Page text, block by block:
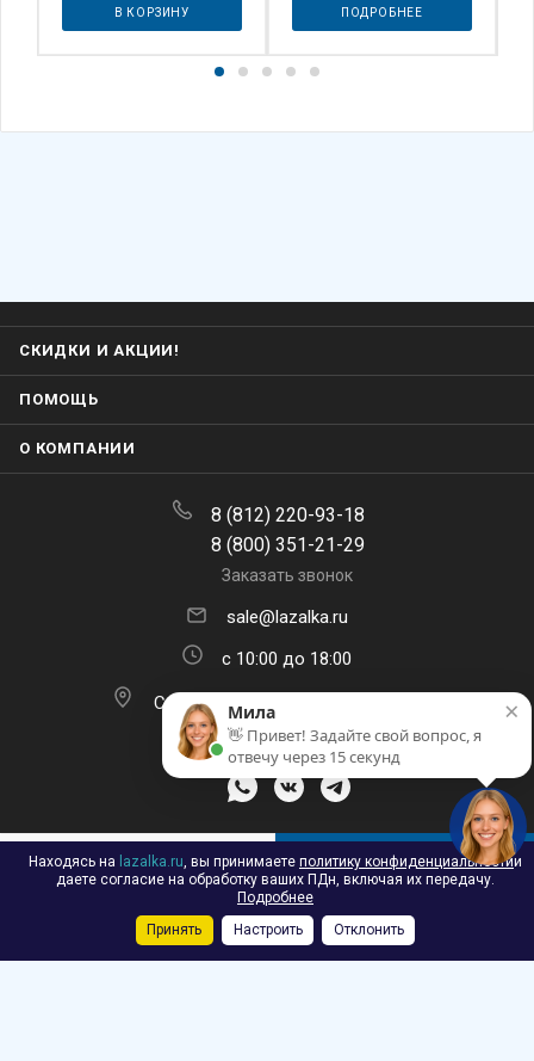
В КОРЗИНУ
В КОРЗИНУ ПОДРОБНЕЕ
СКИДКИ И АКЦИИ!
ПОМОЩЬ
О КОМПАНИИ
8 (812) 220-93-18
8 (800) 351-21-29
Заказать звонок
sale@lazalka.ru
с 10:00 до 18:00
Санкт-Петербург, ул. Литовская,
д.16
ПОДПИСАТЬСЯ НА РАССЫЛКУ
Находясь на lazalka.ru, вы принимаете политику конфиденциальностии
даете согласие на обработку ваших ПДн, включая их передачу.
Подробнее
Принять
Настроить Отклонить
×
Мила
👋 Привет! Задайте свой вопрос, я
отвечу через 15 секунд
Акции Корзина Контакты Сравнение